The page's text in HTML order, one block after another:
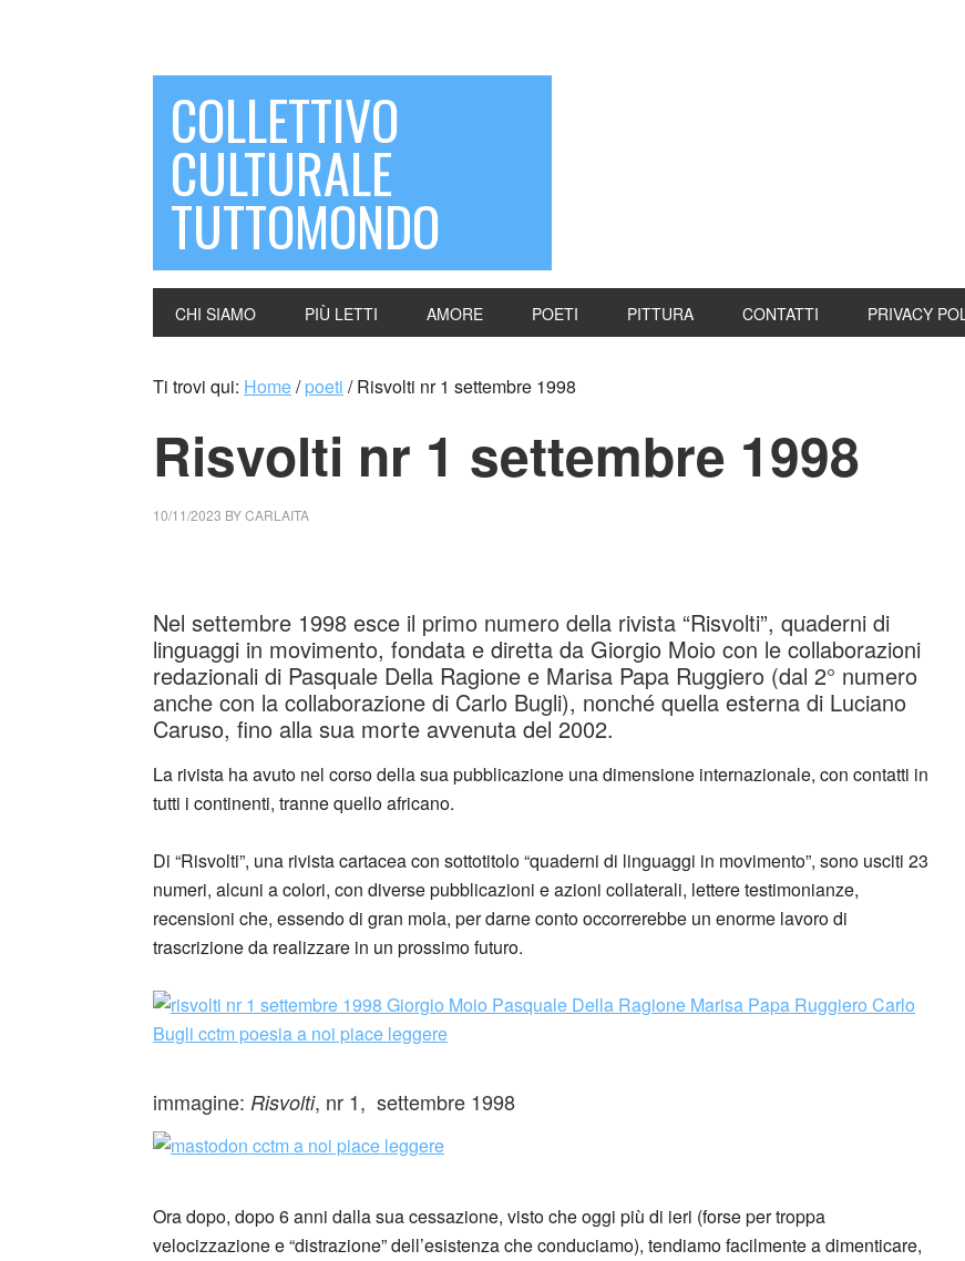
COLLETTIVO
CULTURALE
TUTTOMONDO
CHI SIAMO PIÙ LETTI AMORE POETI PITTURA CONTATTI PRIVACY
Ti trovi qui: Home/ poeti /Risvolti nr 1 settembre 1998
Risvolti nr 1 settembre 1998
10/11/2023 BYCARLAITA
Nel settembre 1998 esce il primo numero della rivista “Risvolti”, quaderni di
linguaggi in movimento, fondata e diretta da Giorgio Moio con le collaborazioni
redazionali di Pasquale Della Ragione e Marisa Papa Ruggiero (dal 2° numero
anche con la collaborazione di Carlo Bugli), nonché quella esterna di Luciano
Caruso, fino alla sua morte avvenuta del 2002.
La rivista ha avuto nel corso della sua pubblicazione una dimensione internazionale, con contatti in
tutti i continenti, tranne quello africano.
Di “Risvolti”, una rivista cartacea con sottotitolo “quaderni di linguaggi in movimento”, sono usciti 23
numeri, alcuni a colori, con diverse pubblicazioni e azioni collaterali, lettere testimonianze,
recensioni che, essendo di gran mola, per darne conto occorrerebbe un enorme lavoro di
trascrizione da realizzare in un prossimo futuro.
immagine: Risvolti, nr 1, settembre 1998
Ora dopo, dopo 6 anni dalla sua cessazione, visto che oggi più di ieri (forse per troppa
velocizzazione e “distrazione” dell’esistenza che conduciamo), tendiamo facilmente a dimenticare,